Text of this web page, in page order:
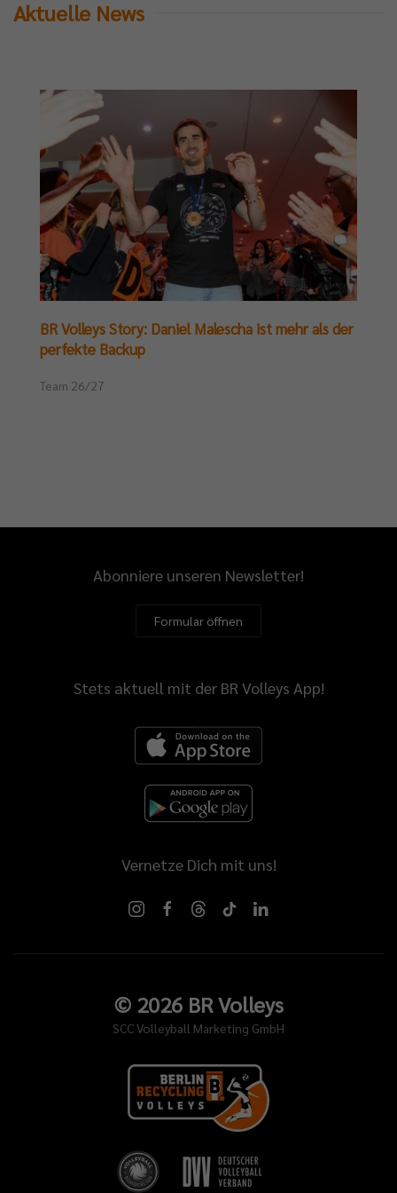
Aktuelle News
BR Volleys Story: Daniel Malescha ist mehr als der
perfekte Backup
Team 26/27
Abonniere unseren Newsletter!
Formular öffnen
Stets aktuell mit der BR Volleys App!
Vernetze Dich mit uns!
© 2026BR Volleys
SCC Volleyball Marketing GmbH